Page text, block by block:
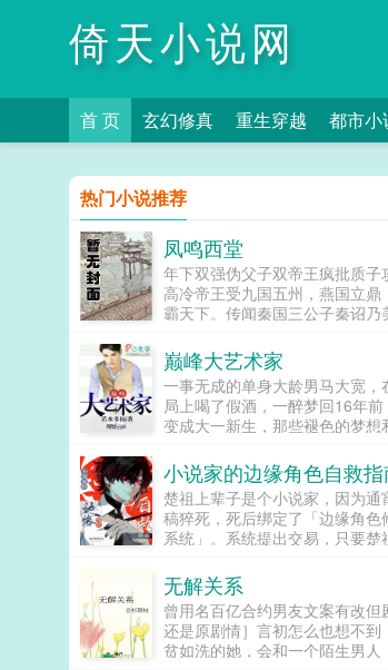
倚天小说网
首 页 玄幻修真 重生穿越 都市小
热门小说推荐
凤鸣西堂
年下双强伪父子双帝王疯批质子
高冷帝王受九国五州，燕国立鼎
霸天下。传闻秦国三公子秦诏乃
心，便将他送去燕国作质子。几
秋，万里霜寒。秦诏乖顺，颇得
宠溺，于及冠年放他归去。哪知
月后，他竟扫平障碍，弑父即位
此后狼子野心，昭然若揭三载风
归化为一，却将精兵对准燕国。
宫门之日，未杀一名俘虏，未夺
鸡犬。燕王端坐，临视睥睨，不
自威。二人对上视线，促狭中带
微眯，仍循着旧日称呼，质问声凛
冽，吾儿，如今可要杀了寡人？
俯身，骤然折膝跪了下去往日隐
作桀骜，锋锐眉眼经年淬炼，越
得狠厉，但唇角柔情却化作了一
巅峰大艺术家
一事无成的单身大龄男马大宽，
局上喝了假酒，一醉梦回16年前
变成大一新生，那些褪色的梦想
家，做导演，收藏古玩字画，...
小说家的边缘角色自救
楚祖上辈子是个小说家，因为通
稿猝死，死后绑定了「边缘角色
系统」。系统提出交易，只要楚
色，他就能重获新生。楚祖改人
吧？老擅长了！第一本读者A你
让反派降智，但你最好不要做梦
读者也会降智，很难懂吗？还是
A靠靠靠！早说是大佬的局中局
无解关系
曾用名百亿合约男友文案有改但
还是原剧情］言初怎么也想不到
贫如洗的她，会和一个陌生男人